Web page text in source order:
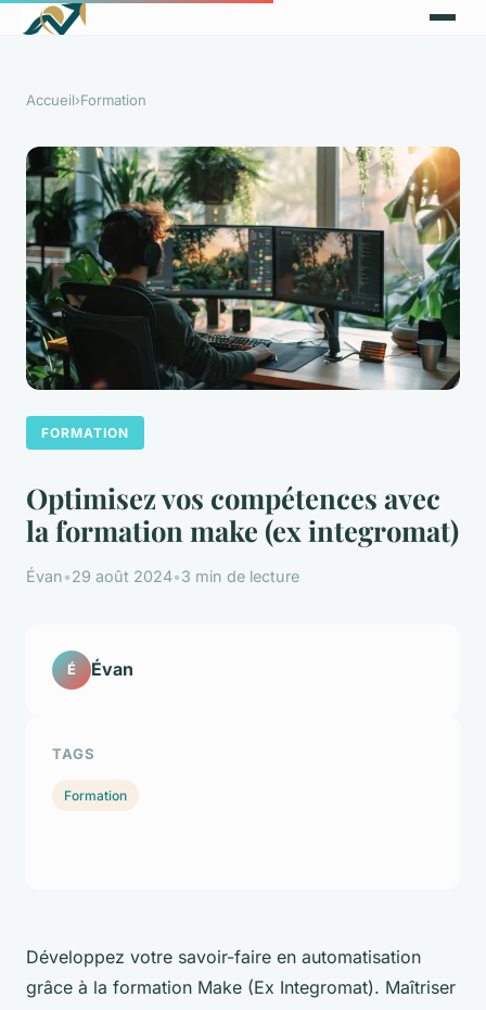
Accueil›Formation
FORMATION
Optimisez vos compétences avec
la formation make (ex integromat)
Évan•29 août 2024•3 min de lecture
Développez votre savoir-faire en automatisation
grâce à la formation Make (Ex Integromat). Maîtriser
É Évan
TAGS
Formation